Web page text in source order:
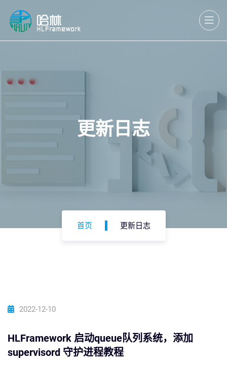
更新日志
首页 更新日志
2022-12-10
HLFramework 启动queue队列系统，添加
supervisord 守护进程教程